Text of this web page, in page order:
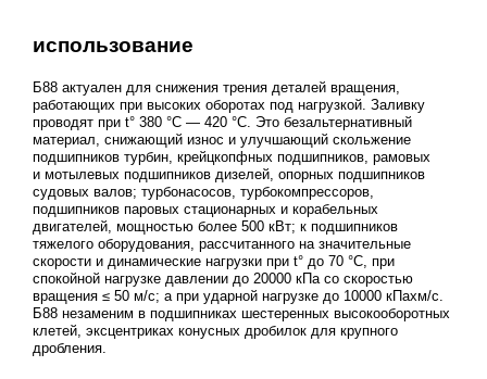
использование
Б88 актуален для снижения трения деталей вращения,
работающих при высоких оборотах под нагрузкой. Заливку
проводят при t° 380 °C — 420 °C. Это безальтернативный
материал, снижающий износ и улучшающий скольжение
подшипников турбин, крейцкопфных подшипников, рамовых
и мотылевых подшипников дизелей, опорных подшипников
судовых валов; турбонасосов, турбокомпрессоров,
подшипников паровых стационарных и корабельных
двигателей, мощностью более 500 кВт; к подшипников
тяжелого оборудования, рассчитанного на значительные
скорости и динамические нагрузки при t° до 70 °C, при
спокойной нагрузке давлении до 20000 кПа со скоростью
вращения ≤ 50 м/с; а при ударной нагрузке до 10000 кПаxм/с.
Б88 незаменим в подшипниках шестеренных высокооборотных
клетей, эксцентриках конусных дробилок для крупного
дробления.